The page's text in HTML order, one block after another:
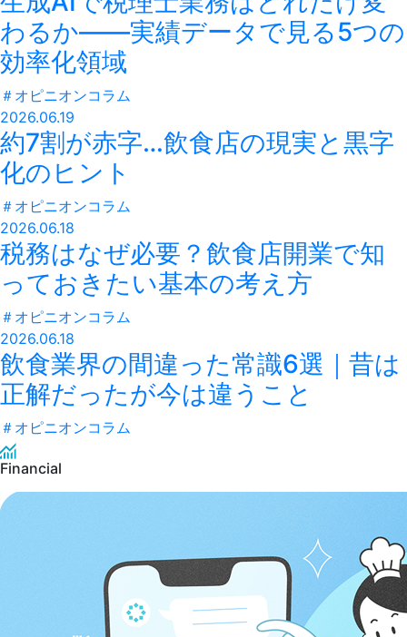
わるか——実績データで見る5つの
効率化領域
＃ オピニオンコラム
2026.06.19
約7割が赤字…飲食店の現実と黒字
化のヒント
＃ オピニオンコラム
2026.06.18
税務はなぜ必要？飲食店開業で知
っておきたい基本の考え方
＃ オピニオンコラム
2026.06.18
飲食業界の間違った常識6選｜昔は
正解だったが今は違うこと
＃ オピニオンコラム
Financial